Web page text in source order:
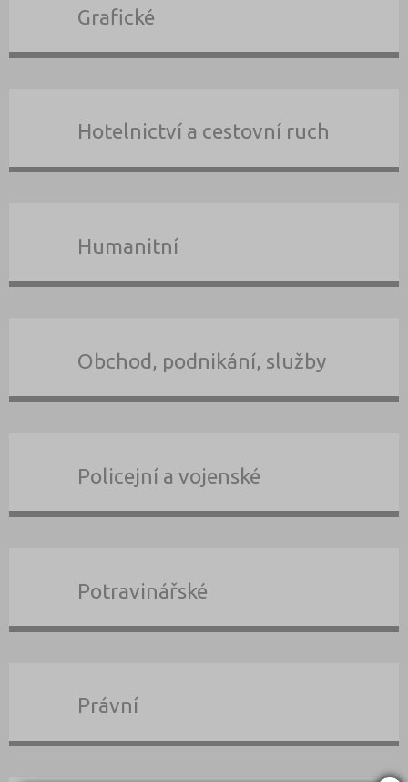
Grafické
Hotelnictví a cestovní ruch
Humanitní
Obchod, podnikání, služby
Policejní a vojenské
Potravinářské
Právní